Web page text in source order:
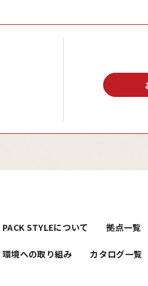
PACK STYLEについて 拠点一覧
環境への取り組み カタログ一覧